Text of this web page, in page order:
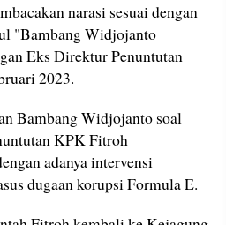
narasi sesuai dengan
"Bambang Widjojanto
Eks Direktur Penuntutan
2023.
Bambang Widjojanto soal
KPK Fitroh
adanya intervensi
dugaan korupsi Formula E.